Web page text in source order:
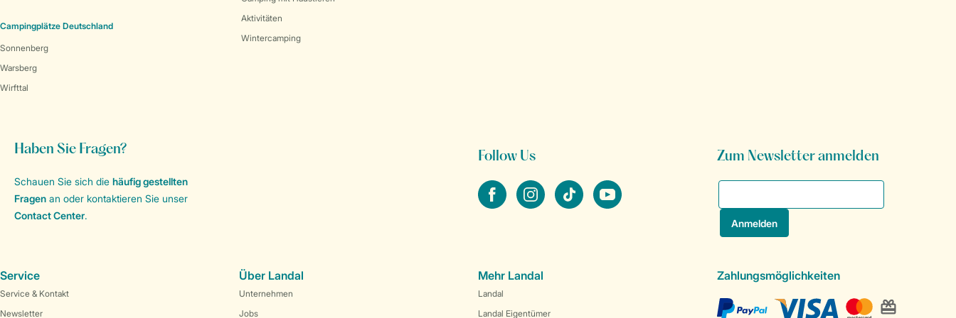
Campingplätze Deutschland
Sonnenberg
Warsberg
Wirfttal
Aktivitäten
Wintercamping
Haben Sie Fragen?
Schauen Sie sich die häufig gestellten
Fragen an oder kontaktieren Sie unser
Contact Center.
Follow Us
facebookinstagramtiktok youtube
Zum Newsletter anmelden
Service
Service & Kontakt
Newsletter
Über Landal
Unternehmen
Jobs
Mehr Landal
Landal
Landal Eigentümer
Zahlungsmöglichkeiten